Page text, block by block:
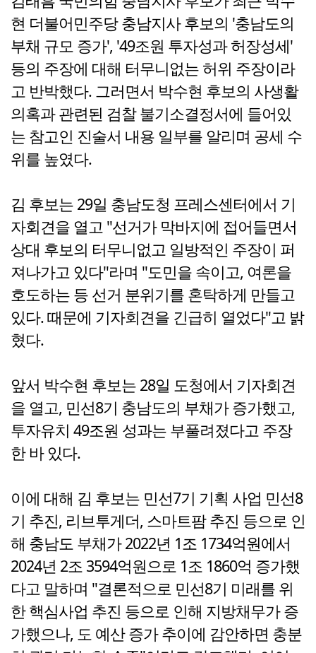
현 더불어민주당 충남지사 후보의 '충남도의
부채 규모 증가', '49조원 투자성과 허장성세'
등의 주장에 대해 터무니없는 허위 주장이라
고 반박했다. 그러면서 박수현 후보의 사생활
의혹과 관련된 검찰 불기소결정서에 들어있
는 참고인 진술서 내용 일부를 알리며 공세 수
위를 높였다.
김 후보는 29일 충남도청 프레스센터에서 기
자회견을 열고 "선거가 막바지에 접어들면서
상대 후보의 터무니없고 일방적인 주장이 퍼
져나가고 있다"라며 "도민을 속이고, 여론을
호도하는 등 선거 분위기를 혼탁하게 만들고
있다. 때문에 기자회견을 긴급히 열었다"고 밝
혔다.
앞서 박수현 후보는 28일 도청에서 기자회견
을 열고, 민선8기 충남도의 부채가 증가했고,
투자유치 49조원 성과는 부풀려졌다고 주장
한 바 있다.
이에 대해 김 후보는 민선7기 기획 사업 민선8
기 추진, 리브투게더, 스마트팜 추진 등으로 인
해 충남도 부채가 2022년 1조 1734억원에서
2024년 2조 3594억원으로 1조 1860억 증가했
다고 말하며 "결론적으로 민선8기 미래를 위
한 핵심사업 추진 등으로 인해 지방채무가 증
가했으나, 도 예산 증가 추이에 감안하면 충분